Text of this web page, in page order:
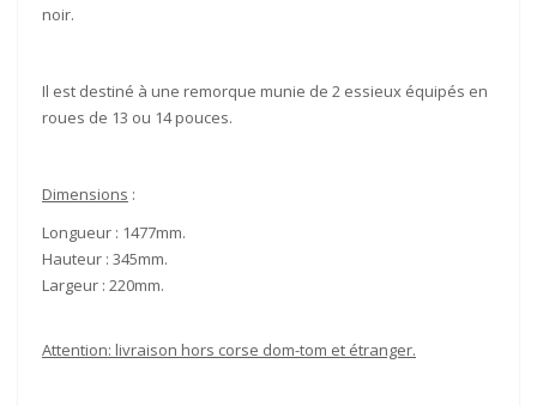
noir.
Il est destiné à une remorque munie de 2 essieux équipés en
roues de 13 ou 14 pouces.
Dimensions :
Longueur : 1477mm.
Hauteur : 345mm.
Largeur : 220mm.
Attention: livraison hors corse dom-tom et étranger.